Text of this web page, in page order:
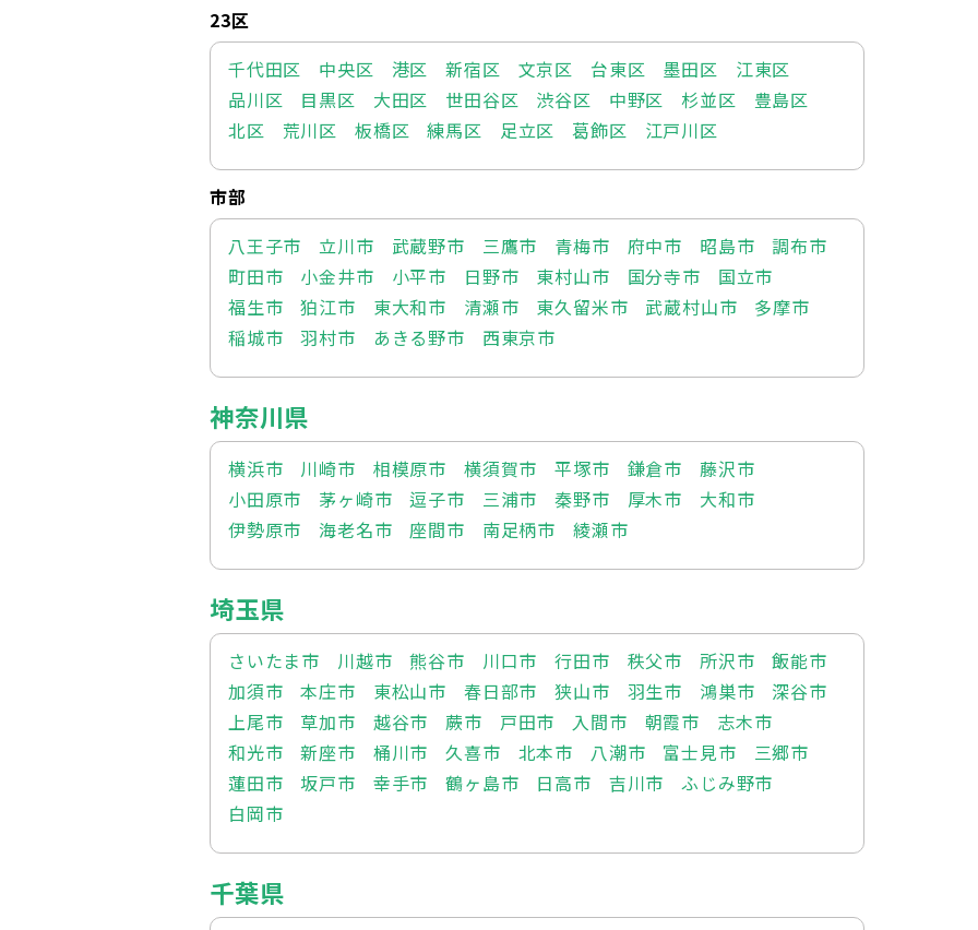
23区
千代田区
中央区 港区 新宿区 文京区 台東区 墨田区
江東区
品川区
目黒区 大田区 世田谷区 渋谷区 中野区 杉並区
豊島区
北区
荒川区 板橋区 練馬区 足立区 葛飾区 江戸川区
市部
八王子市
立川市 武蔵野市 三鷹市 青梅市 府中市 昭島市
調布市
町田市
小金井市 小平市 日野市 東村山市 国分寺市
国立市
福生市
狛江市 東大和市 清瀬市 東久留米市 武蔵村山市
多摩市
稲城市
羽村市 あきる野市 西東京市
神奈川県
横浜市 川崎市 相模原市 横須賀市 平塚市 鎌倉市
藤沢市
小田原市
茅ヶ崎市 逗子市 三浦市 秦野市 厚木市
大和市
伊勢原市
海老名市 座間市 南足柄市 綾瀬市
埼玉県
さいたま市 川越市 熊谷市 川口市 行田市 秩父市 所沢市
飯能市
加須市
本庄市 東松山市 春日部市 狭山市 羽生市 鴻巣市
深谷市
上尾市
草加市 越谷市 蕨市 戸田市 入間市 朝霞市
志木市
和光市
新座市 桶川市 久喜市 北本市 八潮市 富士見市
三郷市
蓮田市
坂戸市 幸手市 鶴ヶ島市 日高市 吉川市
ふじみ野市
白岡市
千葉県